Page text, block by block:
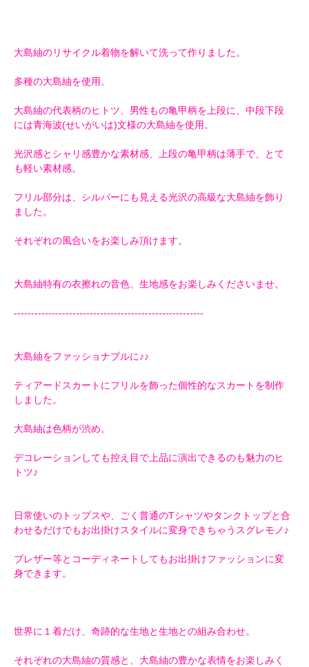
大島紬のリサイクル着物を解いて洗って作りました。
多種の大島紬を使用。
大島紬の代表柄のヒトツ、男性もの亀甲柄を上段に、中段下段
には青海波(せいがいは)文様の大島紬を使用。
光沢感とシャリ感豊かな素材感、上段の亀甲柄は薄手で、とて
も軽い素材感。
フリル部分は、シルバーにも見える光沢の高級な大島紬を飾り
ました。
それぞれの風合いをお楽しみ頂けます。
大島紬特有の衣擦れの音色、生地感をお楽しみくださいませ。
-------------------------------------------------------
大島紬をファッショナブルに♪♪
ティアードスカートにフリルを飾った個性的なスカートを制作
しました。
大島紬は色柄が渋め。
デコレーションしても控え目で上品に演出できるのも魅力のヒ
トツ♪
日常使いのトップスや、ごく普通のTシャツやタンクトップと合
わせるだけでもお出掛けスタイルに変身できちゃうスグレモノ♪
ブレザー等とコーディネートしてもお出掛けファッションに変
身できます。
世界に１着だけ、奇跡的な生地と生地との組み合わせ。
それぞれの大島紬の質感と、大島紬の豊かな表情をお楽しみく